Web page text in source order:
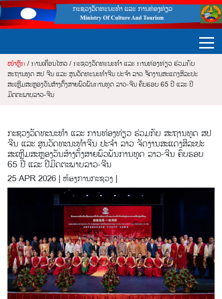
ໜ້າຫຼັກ / ການເຄື່ອນໄຫວ / ກະຊວງວັດທະນະທຳ ແລະ ການທ່ອງທ່ຽວ ຮ່ວມກັບ
ສະຖານທູດ ສປ ຈີນ ແລະ ສູນວັດທະນະທຳຈີນ ປະຈຳ ລາວ ຈັດງານສະແດງສິລະປະ
ສະເຫຼີມສະຫຼອງວັນສ້າງຕັ້ງສາຍພົວພັນການທູດ ລາວ-ຈີນ ຄົບຮອບ 65 ປີ ແລະ ປີ
ມິດຕະພາບລາວ-ຈີນ
ກະຊວງວັດທະນະທຳ ແລະ ການທ່ອງທ່ຽວ ຮ່ວມກັບ ສະຖານທູດ ສປ
ຈີນ ແລະ ສູນວັດທະນະທຳຈີນ ປະຈຳ ລາວ ຈັດງານສະແດງສິລະປະ
ສະເຫຼີມສະຫຼອງວັນສ້າງຕັ້ງສາຍພົວພັນການທູດ ລາວ-ຈີນ ຄົບຮອບ
65 ປີ ແລະ ປີມິດຕະພາບລາວ-ຈີນ
25 APR 2026 | ຫ້ອງການກະຊວງ |